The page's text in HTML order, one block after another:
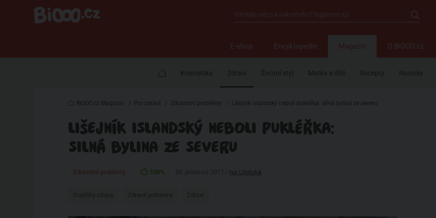
E-shop Encyklopedie Magazín O BiOOO.cz
Kosmetika Zdraví Životní styl Matka a dítě Recepty Novinky
BiOOO.cz Magazin / Pro zdraví / Zdravotní problémy / Lišejník islandský neboli pukléřka: silná bylina ze severu
LIŠEJNÍK ISLANDSKÝ NEBOLI PUKLÉŘKA:
SILNÁ BYLINA ZE SEVERU
Zdravotní problémy 100% Iva Lhotská
Doplňky stravy Zdravé potraviny Zdraví